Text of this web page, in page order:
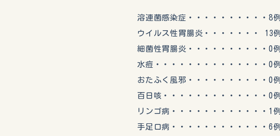
溶連菌感染症・・・・・・・・・・8例
ウイルス性胃腸炎・・・・・・・ 13例
細菌性胃腸炎・・・・・・・・・・0例
水痘・・・・・・・・・・・・・・0例
おたふく風邪・・・・・・・・・・0例
百日咳・・・・・・・・・・・・・0例
リンゴ病・・・・・・・・・・・・1例
手足口病・・・・・・・・・・・・6例